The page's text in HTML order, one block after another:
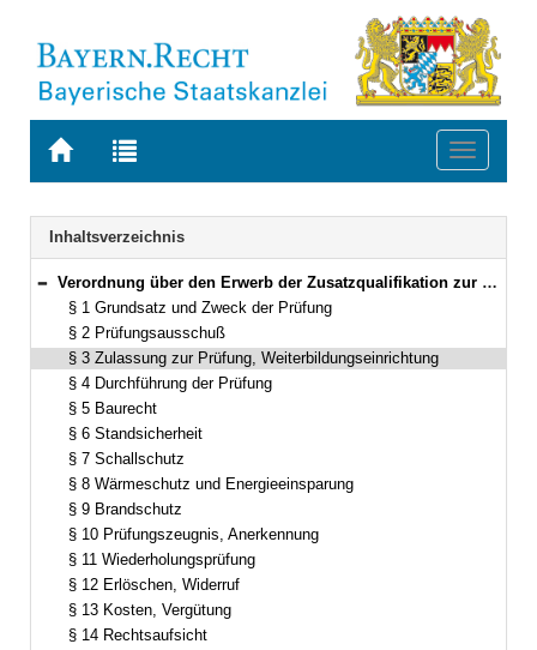
Zur
BAYERN.RECHT
Zur
letzten
Suche
Toggle
Navigation
Inhaltsverzeichnis
Bereich reduzieren
Verordnung über den Erwerb der Zusatzqualifikation zur Erstellung der bautechnischen Nachweise im Sinn des Art. 62 der Bayerischen Bauordnung (ZusatzqualifikationsverordnungBau – ZQualVBau) Vom 17. Mai 1994 (GVBl. S. 401) BayRS 2132-1-22-B (§§ 1–15)
§ 1 Grundsatz und Zweck der Prüfung
§ 2 Prüfungsausschuß
§ 3 Zulassung zur Prüfung, Weiterbildungseinrichtung
§ 4 Durchführung der Prüfung
§ 5 Baurecht
§ 6 Standsicherheit
§ 7 Schallschutz
§ 8 Wärmeschutz und Energieeinsparung
§ 9 Brandschutz
§ 10 Prüfungszeugnis, Anerkennung
§ 11 Wiederholungsprüfung
§ 12 Erlöschen, Widerruf
§ 13 Kosten, Vergütung
§ 14 Rechtsaufsicht